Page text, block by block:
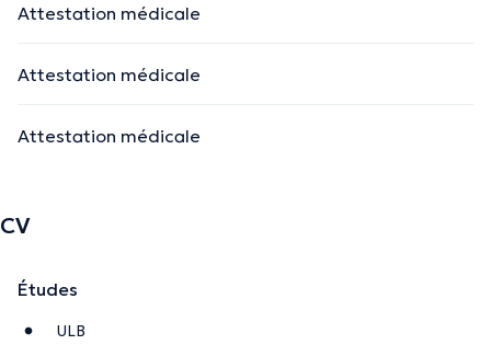
Attestation médicale
Attestation médicale
Attestation médicale
CV
Études
ULB